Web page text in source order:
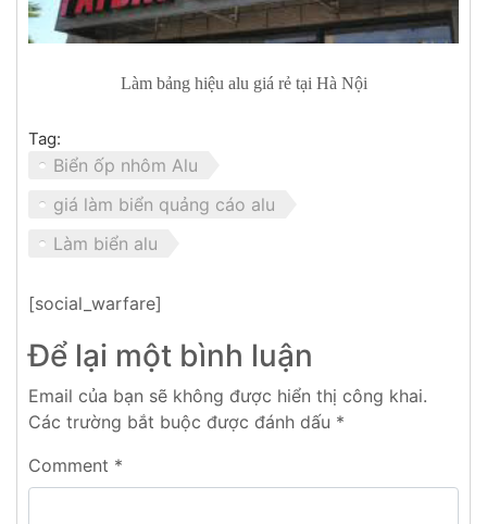
Làm bảng hiệu alu giá rẻ tại Hà Nội
Tag:
Biển ốp nhôm Alu
giá làm biển quảng cáo alu
Làm biển alu
[social_warfare]
Để lại một bình luận
Email của bạn sẽ không được hiển thị công khai.
Các trường bắt buộc được đánh dấu *
Comment *